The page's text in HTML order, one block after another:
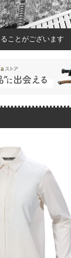
ことがございます